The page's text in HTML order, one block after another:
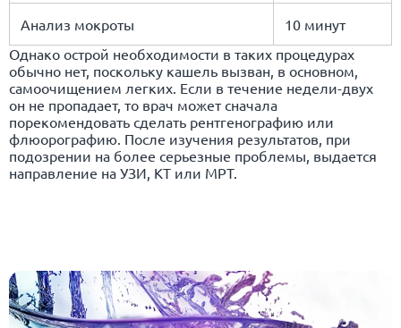
Анализ мокроты
10 минут
Однако острой необходимости в таких процедурах
обычно нет, поскольку кашель вызван, в основном,
самоочищением легких. Если в течение недели-двух
он не пропадает, то врач может сначала
порекомендовать сделать рентгенографию или
флюорографию. После изучения результатов, при
подозрении на более серьезные проблемы, выдается
направление на УЗИ, КТ или МРТ.